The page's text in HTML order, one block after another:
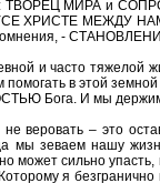
МИРА и
ХРИСТЕ МЕЖДУ
-
и часто тяжелой
в этой
Бога. И мы
веровать – это
мы зеваем нашу
может сильно
я